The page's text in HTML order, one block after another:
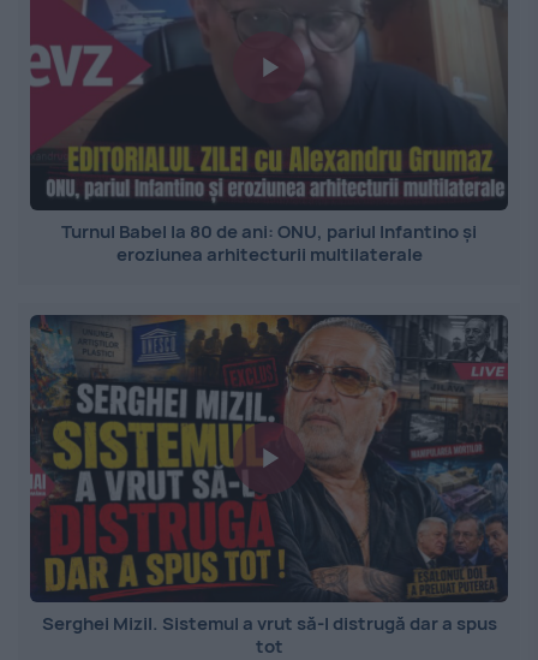
Turnul Babel la 80 de ani: ONU, pariul Infantino și
eroziunea arhitecturii multilaterale
Serghei Mizil. Sistemul a vrut să-l distrugă dar a spus
tot